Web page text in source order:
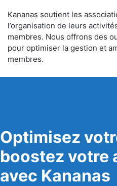
Kananas soutient les
l’organisation de leurs
membres. Nous offrons des
pour optimiser la gestion et
membres.
Optimisez
boostez votre
avec Kananas